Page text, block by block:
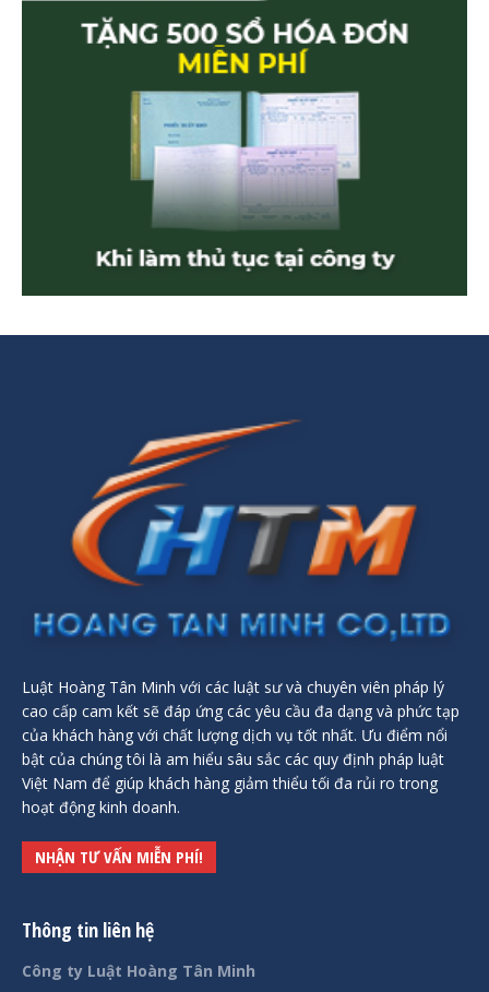
Luật Hoàng Tân Minh với các luật sư và chuyên viên pháp lý
cao cấp cam kết sẽ đáp ứng các yêu cầu đa dạng và phức tạp
của khách hàng với chất lượng dịch vụ tốt nhất. Ưu điểm nổi
bật của chúng tôi là am hiểu sâu sắc các quy định pháp luật
Việt Nam để giúp khách hàng giảm thiểu tối đa rủi ro trong
hoạt động kinh doanh.
NHẬN TƯ VẤN MIỄN PHÍ!
Thông tin liên hệ
Công ty Luật Hoàng Tân Minh